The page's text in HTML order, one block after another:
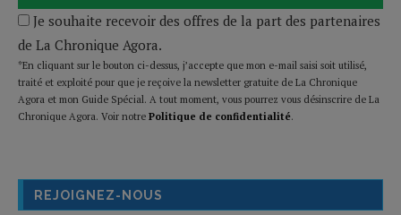
Je souhaite recevoir des offres de la part des partenaires
de La Chronique Agora.
*En cliquant sur le bouton ci-dessus, j’accepte que mon e-mail saisi soit utilisé,
traité et exploité pour que je reçoive la newsletter gratuite de La Chronique
Agora et mon Guide Spécial. A tout moment, vous pourrez vous désinscrire de La
Chronique Agora. Voir notre Politique de confidentialité.
REJOIGNEZ-NOUS